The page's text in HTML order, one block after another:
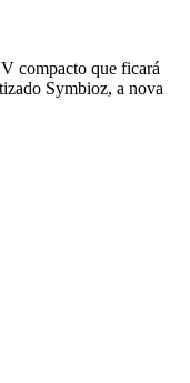
compacto que ficará
Symbioz, a nova